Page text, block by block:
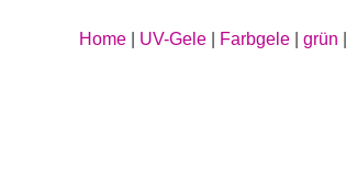
Home UV-Gele Farbgele grün